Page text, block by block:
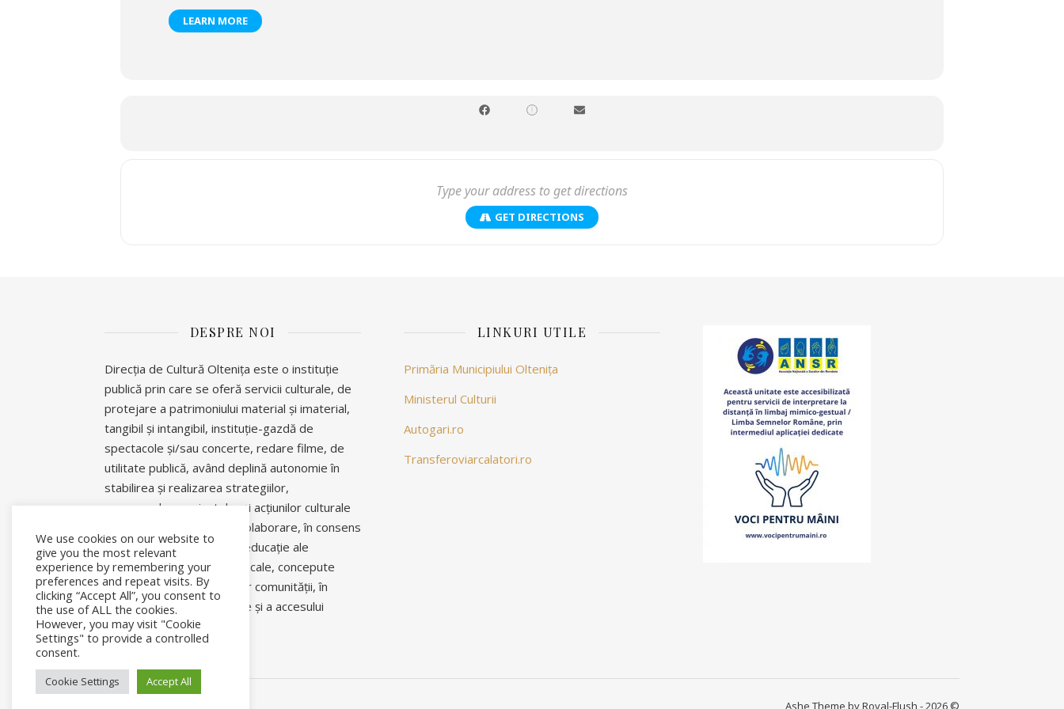
Anatomia unui clișeudespre asta este: cum să vorbim despre clișee fără să creăm altul ad-hoc? Cum să
vorbești despre propriile eșecuri (repetate sau nu, nu prea mai contează) fără să fii ridicol?
Capacitate 100% din Sală
Acces facil pentru persoanele cu dizabilități
Accesul la spectacol se va face în intervalul orar 18:00 – 18:40.
LEARN MORE
GET DIRECTIONS
DESPRE NOI
Direcția de Cultură Oltenița este o instituție
publică prin care se oferă servicii culturale, de
protejare a patrimoniului material și imaterial,
tangibil și intangibil, instituție-gazdă de
spectacole și/sau concerte, redare filme, de
utilitate publică, având deplină autonomie în
stabilirea și realizarea strategiilor,
programelor, proiectelor și acțiunilor culturale
și științifice proprii sau în colaborare, în consens
cu politicile culturale și de educație ale
autorităților centrale sau locale, concepute
pentru a răspunde nevoilor comunității, în
asigurarea coeziunii sociale și a accesului
comunitar la informație.
LINKURI UTILE
Primăria Municipiului Oltenița
Ministerul Culturii
Autogari.ro
Transferoviarcalatori.ro
We use cookies on our website to
give you the most relevant
experience by remembering your
preferences and repeat visits. By
clicking “Accept All”, you consent to
the use of ALL the cookies.
However, you may visit "Cookie
Settings" to provide a controlled
consent.
Cookie Settings Accept All